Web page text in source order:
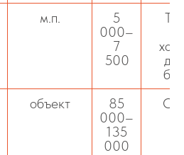
м.п.
5
000–
7
500
объект
85
000–
135
000